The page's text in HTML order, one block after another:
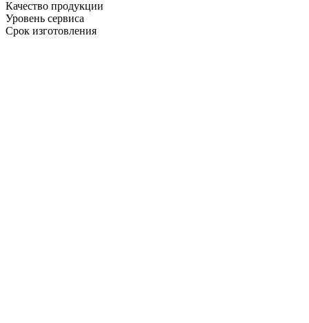
Качество продукции
Уровень сервиса
Срок изготовления